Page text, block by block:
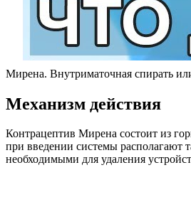
Мирена. Внутриматочная спирать
Механизм действия
Контрацептив Мирена состоит из
при введении системы располагают
необходимыми для удаления